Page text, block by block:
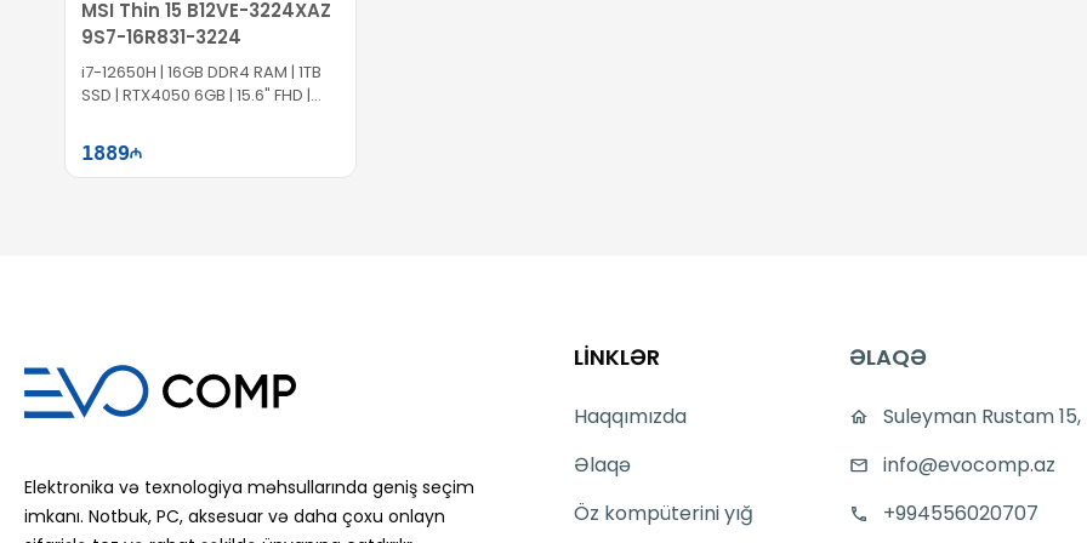
MSI Thin 15 B12VE-3224XAZ
9S7-16R831-3224
i7-12650H | 16GB DDR4 RAM | 1TB
SSD | RTX4050 6GB | 15.6" FHD |
1889
Elektronika və texnologiya məhsullarında geniş seçim
imkanı. Notbuk, PC, aksesuar və daha çoxu onlayn
LİNKLƏR
Haqqımızda
Əlaqə
Öz kompüterini yığ
ƏLAQƏ
Suleyman Rustam 15,
info@evocomp.az
+994556020707